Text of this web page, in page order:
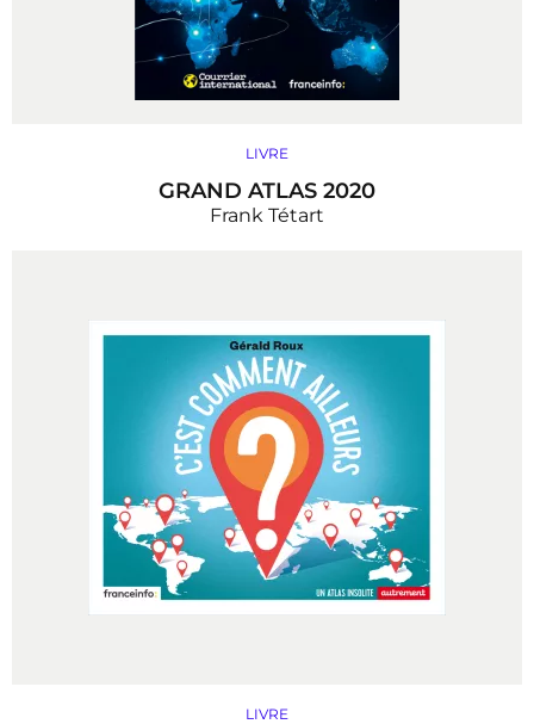
LIVRE
GRAND ATLAS 2020
Frank Tétart
LIVRE